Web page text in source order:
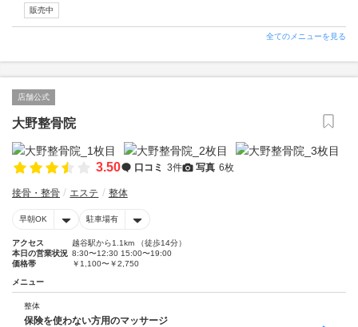
販売中
全てのメニューを見る
店舗公式
大野整骨院
3.50 口コミ 3件 写真 6枚
接骨・整骨 エステ 整体
早朝OK 駐車場有
アクセス
越谷駅から1.1km （徒歩14分）
本日の営業状況 8:30〜12:30 15:00〜19:00
価格帯
￥1,100〜￥2,750
メニュー
整体
保険を使わない方用のマッサージ